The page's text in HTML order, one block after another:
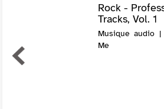
Rock -
Tracks, Vol. 1
Musique audio
Me